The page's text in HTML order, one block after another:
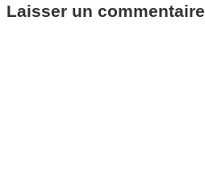
Laisser un commentaire